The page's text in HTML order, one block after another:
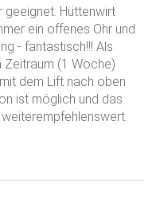
geeignet. Hüttenwirt
ein offenes Ohr und
- fantastisch!!! Als
Zeitraum (1 Woche)
dem Lift nach oben
ist möglich und das